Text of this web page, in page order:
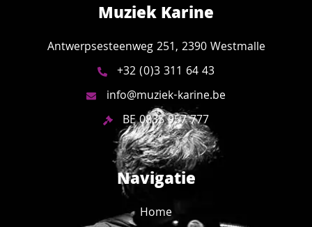
Muziek Karine
Antwerpsesteenweg 251, 2390 Westmalle
+32 (0)3 311 64 43
info@muziek-karine.be
BE 0835 957 777
Navigatie
Home